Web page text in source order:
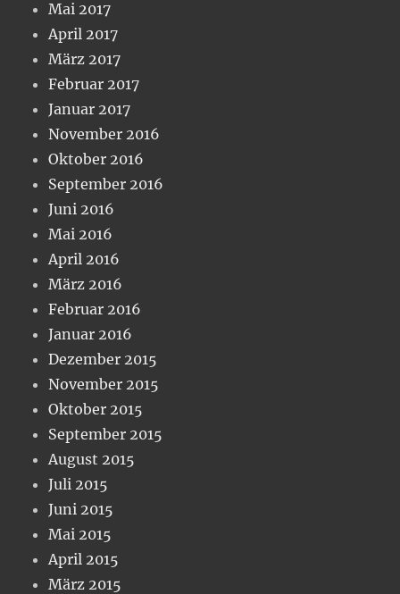
Mai 2017
April 2017
März 2017
Februar 2017
Januar 2017
November 2016
Oktober 2016
September 2016
Juni 2016
Mai 2016
April 2016
März 2016
Februar 2016
Januar 2016
Dezember 2015
November 2015
Oktober 2015
September 2015
August 2015
Juli 2015
Juni 2015
Mai 2015
April 2015
März 2015